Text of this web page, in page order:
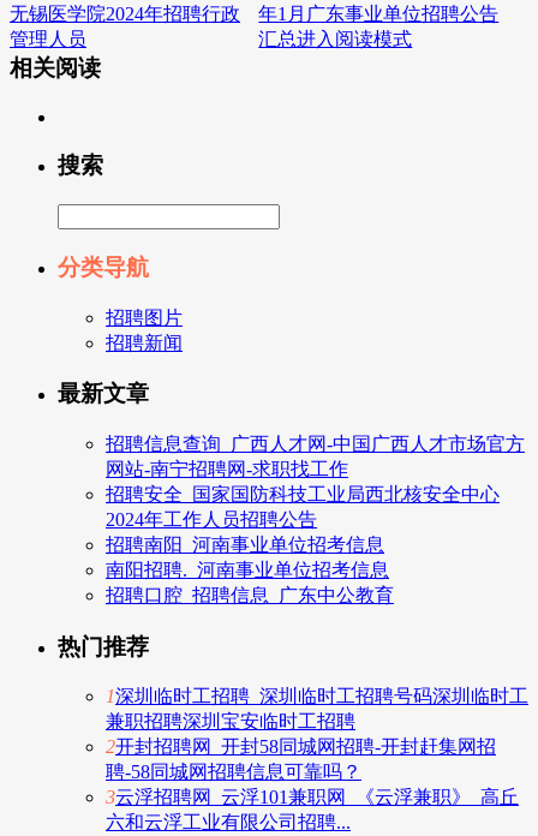
无锡医学院2024年招聘行政
管理人员
年1月广东事业单位招聘公告
汇总进入阅读模式
相关阅读
搜索
分类导航
招聘图片
招聘新闻
最新文章
招聘信息查询_广西人才网-中国广西人才市场官方
网站-南宁招聘网-求职找工作
招聘安全_国家国防科技工业局西北核安全中心
2024年工作人员招聘公告
招聘南阳_河南事业单位招考信息
南阳招聘._河南事业单位招考信息
招聘口腔_招聘信息_广东中公教育
热门推荐
1深圳临时工招聘_深圳临时工招聘号码深圳临时工
兼职招聘深圳宝安临时工招聘
2开封招聘网_开封58同城网招聘-开封赶集网招
聘-58同城网招聘信息可靠吗？
3云浮招聘网_云浮101兼职网_《云浮兼职》_高丘
六和云浮工业有限公司招聘...